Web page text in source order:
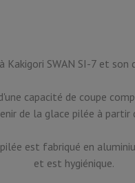
Kakigori SWAN SI-7 et son
capacité de coupe
de la glace pilée à partir
est fabriqué en
et est hygiénique.